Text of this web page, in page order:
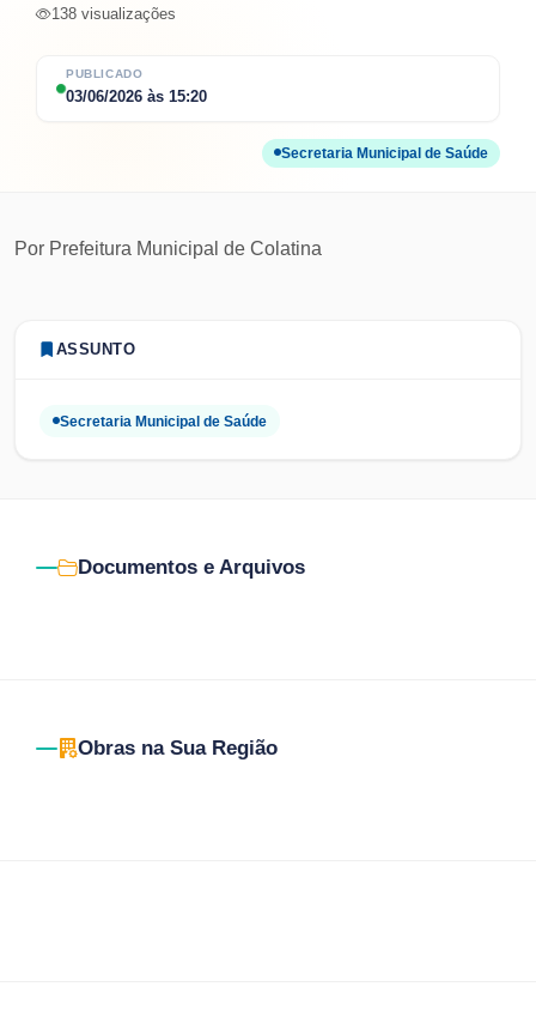
PUBLICADO
03/06/2026 às 15:20
Secretaria Municipal de Saúde
138 visualizações
Por Prefeitura Municipal de Colatina
ASSUNTO
Secretaria Municipal de Saúde
Documentos e Arquivos
Obras na Sua Região